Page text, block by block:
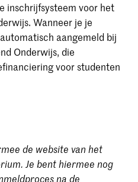
inschrijfsysteem voor het
Wanneer je je
aangemeld bij
Onderwijs, die
voor studenten
de website van het
Je bent hiermee nog
na de